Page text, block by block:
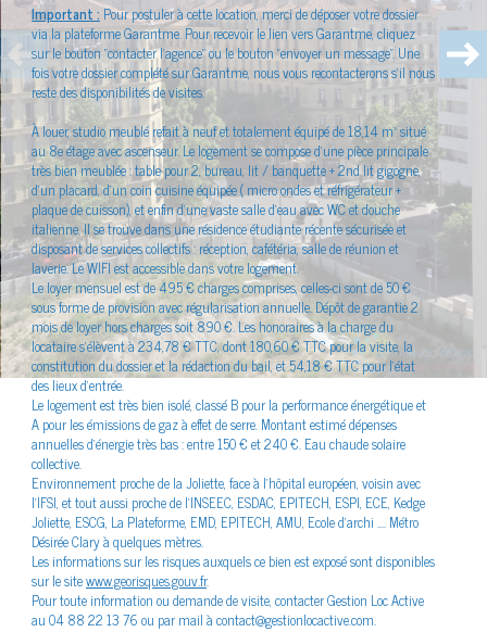
Plus d'informations sur
le quartier
Bilan
énergétique
Important :Pour postuler à cette location, merci de déposer votre dossier
via la plateforme Garantme. Pour recevoir le lien vers Garantme, cliquez
sur le bouton "contacter l'agence" ou le bouton "envoyer un message". Une
fois votre dossier complété sur Garantme, nous vous recontacterons s'il nous
reste des disponibilités de visites.
À louer, studio meublé refait à neuf et totalement équipé de 18,14 m² situé
au 8e étage avec ascenseur. Le logement se compose d’une pièce principale
très bien meublée : table pour 2, bureau, lit / banquette + 2nd lit gigogne,
d'un placard, d'un coin cuisine équipée ( micro ondes et réfrigérateur +
plaque de cuisson), et enfin d'une vaste salle d’eau avec WC et douche
italienne. Il se trouve dans une résidence étudiante récente sécurisée et
disposant de services collectifs : réception, cafétéria, salle de réunion et
laverie. Le WIFI est accessible dans votre logement.
Le loyer mensuel est de 495 € charges comprises, celles-ci sont de 50 €
sous forme de provision avec régularisation annuelle. Dépôt de garantie 2
mois de loyer hors charges soit 890 €. Les honoraires à la charge du
locataire s’élèvent à 234,78 € TTC, dont 180,60 € TTC pour la visite, la
constitution du dossier et la rédaction du bail, et 54,18 € TTC pour l’état
des lieux d’entrée.
Le logement est très bien isolé, classé B pour la performance énergétique et
A pour les émissions de gaz à effet de serre. Montant estimé dépenses
annuelles d’énergie très bas : entre 150 € et 240 €. Eau chaude solaire
collective.
Environnement proche de la Joliette, face à l'hôpital européen, voisin avec
l'IFSI, et tout aussi proche de l'INSEEC, ESDAC, EPITECH, ESPI, ECE, Kedge
Joliette, ESCG, La Plateforme, EMD, EPITECH, AMU, Ecole d'archi .... Métro
Désirée Clary à quelques mètres.
Les informations sur les risques auxquels ce bien est exposé sont disponibles
sur le sitewww.georisques.gouv.fr.
Pour toute information ou demande de visite, contacter Gestion Loc Active
au 04 88 22 13 76 ou par mail à contact@gestionlocactive.com.